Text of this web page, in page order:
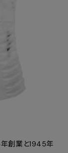
年創業と1945年